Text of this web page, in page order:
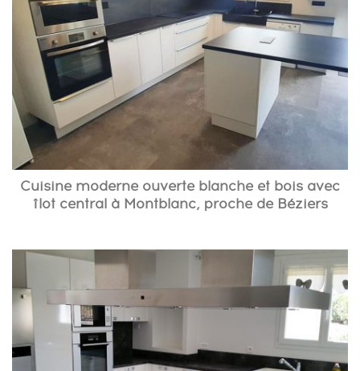
Cuisine moderne ouverte blanche et bois avec
îlot central à Montblanc, proche de Béziers